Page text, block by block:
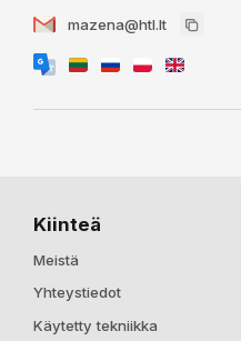
mazena@htl.lt
Kiinteä
Meistä
Yhteystiedot
Käytetty tekniikka